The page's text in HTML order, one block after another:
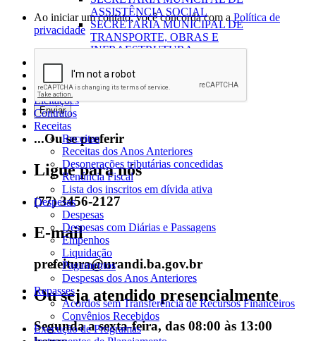
Ao iniciar um contato, você concorda com a Política de
privacidade
...Ou se preferir
Ligue para nós
(77) 3456-2127
E-mail
prefeitura@urandi.ba.gov.br
Ou seja atendido presencialmente
Segunda a sexta-feira, das 08:00 às 13:00
ASSISTÊNCIA SOCIAL
SECRETARIA MUNICIPAL DE
TRANSPORTE, OBRAS E
INFRAESTRUTURA
Dados Abertos
Mapa do Site
Coronavírus
Licitações
Contratos
Receitas
Receitas
Receitas dos Anos Anteriores
Desonerações tributárias concedidas
Renúncia Fiscal
Lista dos inscritos em dívida ativa
Despesas
Despesas
Despesas com Diárias e Passagens
Empenhos
Liquidação
Pagamentos
Despesas dos Anos Anteriores
Repasses
Acordos sem Transferência de Recursos Financeiros
Convênios Recebidos
Execução de Programas